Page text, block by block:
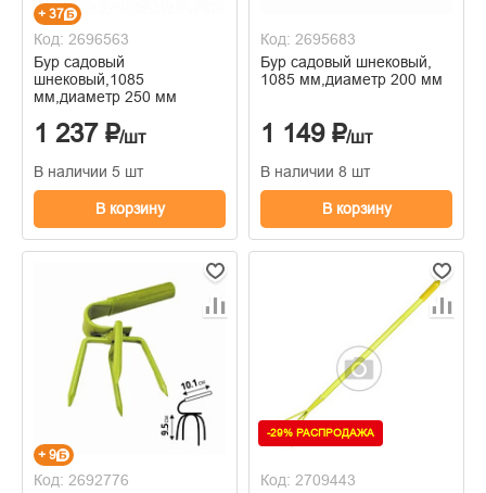
+ 37
Код: 2696563
Бур садовый
шнековый,1085
мм,диаметр 250 мм
1 237 ₽/шт
В наличии 5 шт
В корзину
Код: 2695683
Бур садовый шнековый,
1085 мм,диаметр 200 мм
1 149 ₽/шт
В наличии 8 шт
В корзину
+ 9
Код: 2692776
-29% РАСПРОДАЖА
Код: 2709443